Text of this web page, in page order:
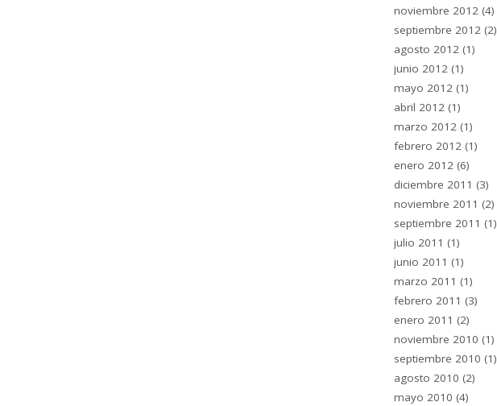
noviembre 2012 (4)
septiembre 2012 (2)
agosto 2012 (1)
junio 2012 (1)
mayo 2012 (1)
abril 2012 (1)
marzo 2012 (1)
febrero 2012 (1)
enero 2012 (6)
diciembre 2011 (3)
noviembre 2011 (2)
septiembre 2011 (1)
julio 2011 (1)
junio 2011 (1)
marzo 2011 (1)
febrero 2011 (3)
enero 2011 (2)
noviembre 2010 (1)
septiembre 2010 (1)
agosto 2010 (2)
mayo 2010 (4)